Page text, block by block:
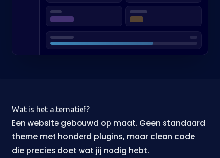
Wat is het alternatief?
Een website gebouwd op maat. Geen standaard
theme met honderd plugins, maar clean code
die precies doet wat jij nodig hebt.